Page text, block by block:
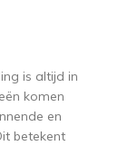
is altijd in
komen
en
betekent